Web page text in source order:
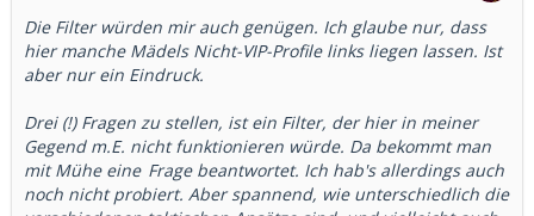
Die Filter würden mir auch genügen. Ich glaube nur, dass
hier manche Mädels Nicht-VIP-Profile links liegen lassen. Ist
aber nur ein Eindruck.
Drei (!) Fragen zu stellen, ist ein Filter, der hier in meiner
Gegend m.E. nicht funktionieren würde. Da bekommt man
mit Mühe eine Frage beantwortet. Ich hab's allerdings auch
noch nicht probiert. Aber spannend, wie unterschiedlich die